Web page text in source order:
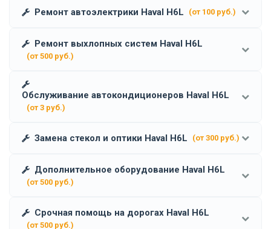
Ремонт автоэлектрики Haval H6L (от 100 руб.)
Ремонт выхлопных систем Haval H6L
(от 500 руб.)
Обслуживание автокондиционеров Haval H6L
(от 3 руб.)
Замена стекол и оптики Haval H6L (от 300 руб.)
Дополнительное оборудование Haval H6L
(от 500 руб.)
Срочная помощь на дорогах Haval H6L
(от 500 руб.)